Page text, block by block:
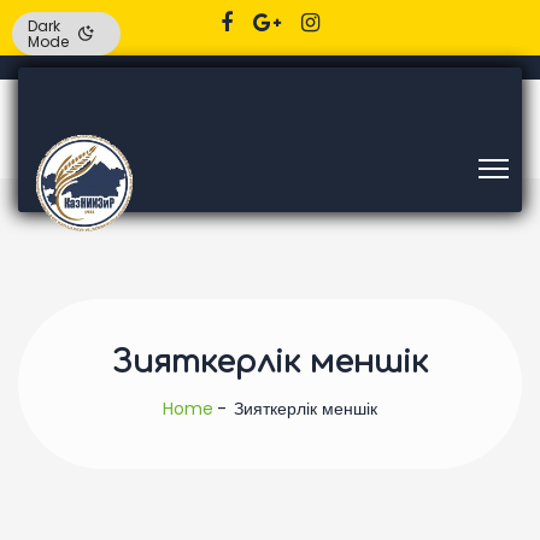
Зияткерлік меншік
Home Зияткерлік меншік
Dark
Mode